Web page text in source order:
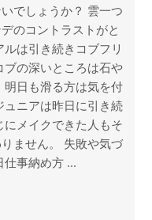
でしょうか？ 雲一つ
のコントラストがと
は引き続きコブフリ
の深いところは石や
日も滑る方は気を付
ニアは昨日に引き続
メイクできた人もそ
ません。 失敗や気づ
仕事納め方 ...